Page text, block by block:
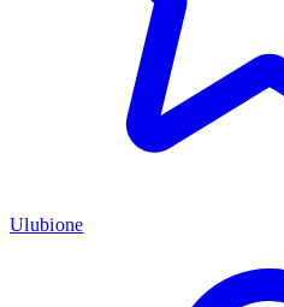
Ulubione